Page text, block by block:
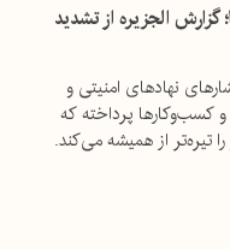
الجزیره از تشدید
نهادهای امنیتی و
کسب‌وکارها پرداخته که
تیره‌تر از همیشه می‌کند.